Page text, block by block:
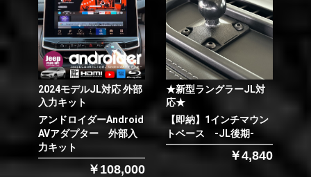
2024モデルJL対応 外部
入力キット
アンドロイダーAndroid
AVアダプター 外部入
力キット
￥108,000
★新型ラングラーJL対
応★
【即納】1インチマウン
トベース -JL後期-
￥4,840